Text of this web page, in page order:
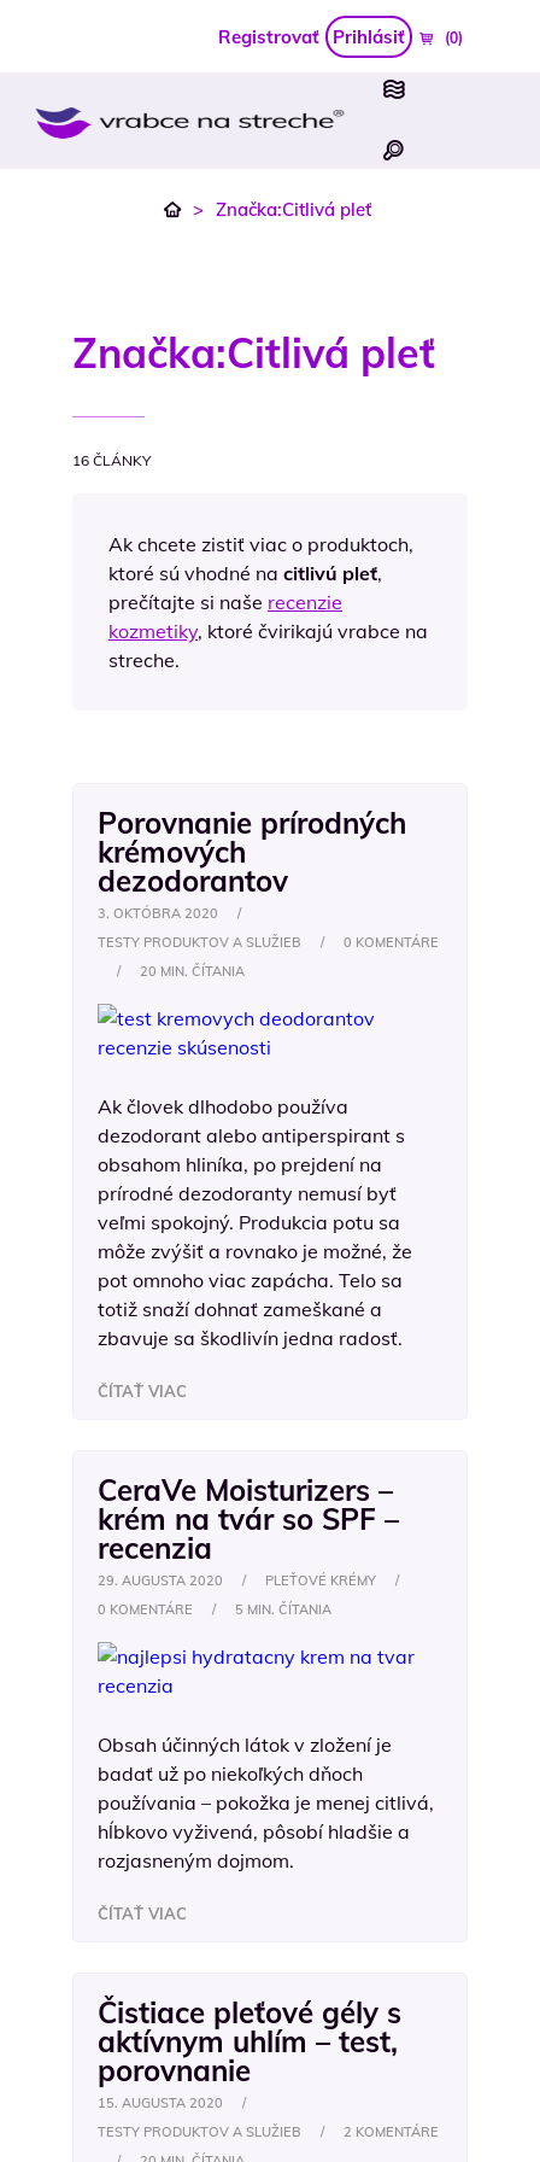
Registrovať Prihlásiť (0)
> Značka:Citlivá pleť
Značka:Citlivá pleť
16 ČLÁNKY
Ak chcete zistiť viac o produktoch,
ktoré sú vhodné na citlivú pleť,
prečítajte si naše recenzie
kozmetiky, ktoré čvirikajú vrabce na
streche.
Porovnanie prírodných
krémových
dezodorantov
3. OKTÓBRA 2020
/
TESTY PRODUKTOV A SLUŽIEB
/
0 KOMENTÁRE
/
20 MIN. ČÍTANIA
Ak človek dlhodobo používa
dezodorant alebo antiperspirant s
obsahom hliníka, po prejdení na
prírodné dezodoranty nemusí byť
veľmi spokojný. Produkcia potu sa
môže zvýšiť a rovnako je možné, že
pot omnoho viac zapácha. Telo sa
totiž snaží dohnať zameškané a
zbavuje sa škodlivín jedna radosť.
ČÍTAŤ VIAC
CeraVe Moisturizers –
krém na tvár so SPF –
recenzia
29. AUGUSTA 2020 / PLEŤOVÉ KRÉMY
/
0 KOMENTÁRE
/ 5 MIN. ČÍTANIA
Obsah účinných látok v zložení je
badať už po niekoľkých dňoch
používania – pokožka je menej citlivá,
hĺbkovo vyživená, pôsobí hladšie a
rozjasneným dojmom.
ČÍTAŤ VIAC
Čistiace pleťové gély s
aktívnym uhlím – test,
porovnanie
15. AUGUSTA 2020
/
TESTY PRODUKTOV A SLUŽIEB
/
2 KOMENTÁRE